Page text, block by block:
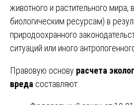
животного и растительного мира,
биологическим ресурсам) в
природоохранного
ситуаций или иного
Правовую основу расчета
вреда составляют: